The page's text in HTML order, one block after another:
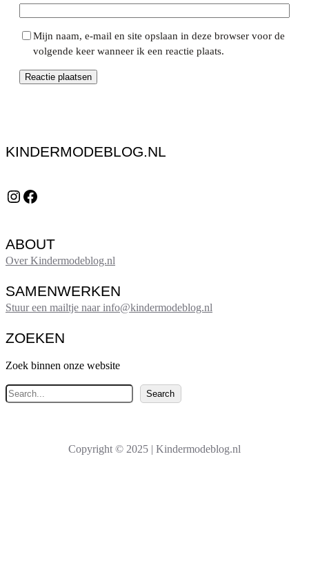
Mijn naam, e-mail en site opslaan in deze browser voor de
volgende keer wanneer ik een reactie plaats.
KINDERMODEBLOG.NL
Instagram Facebook
ABOUT
Over Kindermodeblog.nl
SAMENWERKEN
Stuur een mailtje naar info@kindermodeblog.nl
ZOEKEN
Zoek binnen onze website
Z
o
Search
Copyright © 2025 | Kindermodeblog.nl